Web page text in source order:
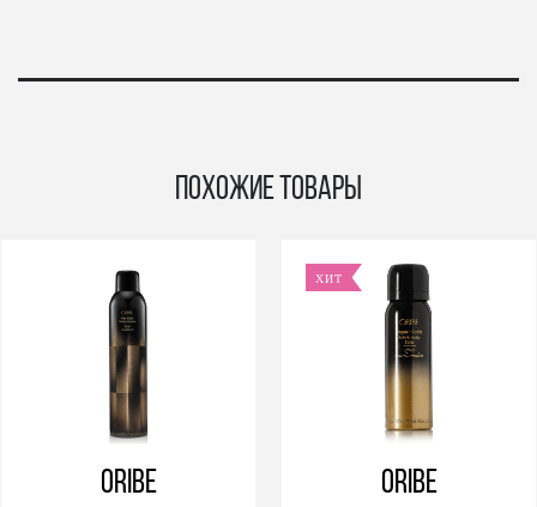
Похожие товары
Oribe
ХИТ
Oribe